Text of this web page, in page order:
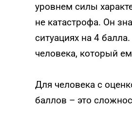
уровнем силы
не катастрофа. Он
ситуациях на 4
человека, который
Для человека с
баллов – это